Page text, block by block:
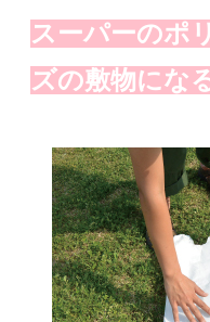
スーパーのポ
ズの敷物にな